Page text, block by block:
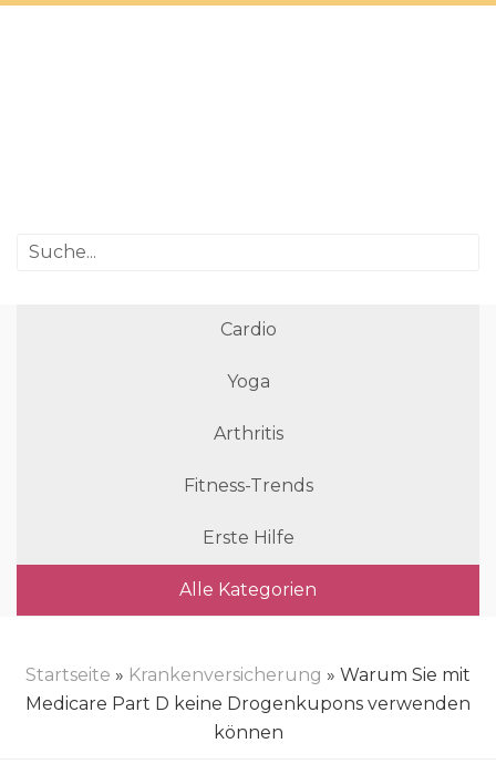
Cardio
Yoga
Arthritis
Fitness-Trends
Erste Hilfe
Alle Kategorien
Startseite » Krankenversicherung » Warum Sie mit
Medicare Part D keine Drogenkupons verwenden
können